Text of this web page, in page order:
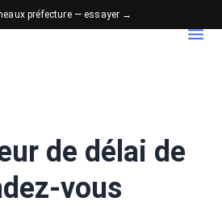
préfecture — essayer →
de délai de
vous